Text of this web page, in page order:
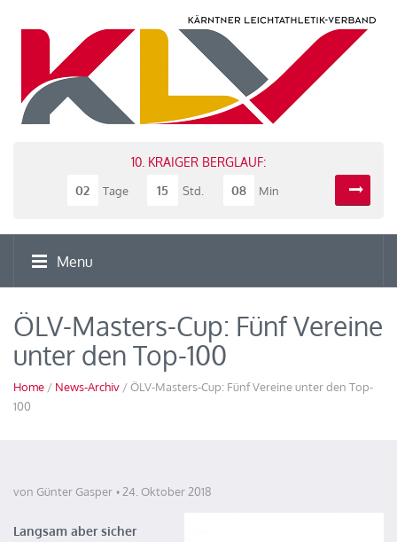
10. KRAIGER BERGLAUF:
02
Tage 15 Std. 08 Min
Menu
ÖLV-Masters-Cup: Fünf Vereine
unter den Top-100
Home / News-Archiv / ÖLV-Masters-Cup: Fünf Vereine unter den Top-
100
von Günter Gasper 24. Oktober 2018
Langsam aber sicher